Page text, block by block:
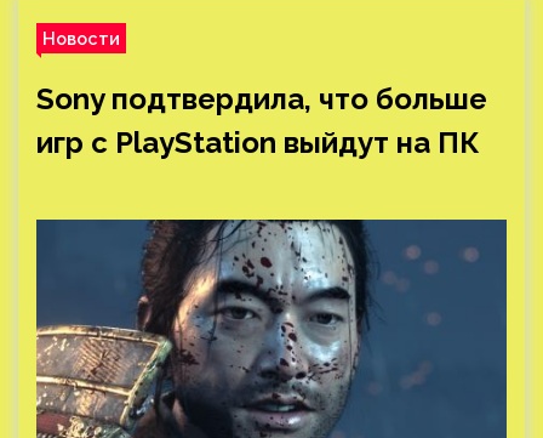
Новости
Sony подтвердила, что больше
игр с PlayStation выйдут на ПК